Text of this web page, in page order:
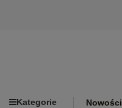
Kategorie Nowości